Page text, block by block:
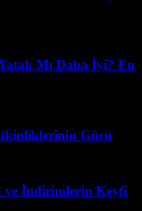
Mı Daha İyi? En
Gücü
ve İndirimlerin Keyfi